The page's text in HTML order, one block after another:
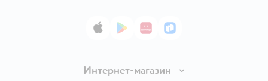
App StoreGoogle Play
AppGallery
RuStore
Интернет-магазин